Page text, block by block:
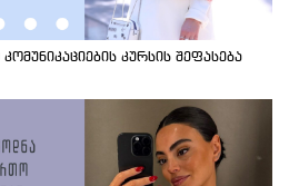
კურსის შეფასება